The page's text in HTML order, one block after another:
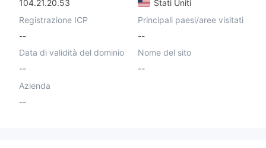
104.21.20.53
Stati Uniti
Registrazione ICP
--
Principali paesi/aree visitati
--
Data di validità del dominio
--
Nome del sito
--
Azienda
--